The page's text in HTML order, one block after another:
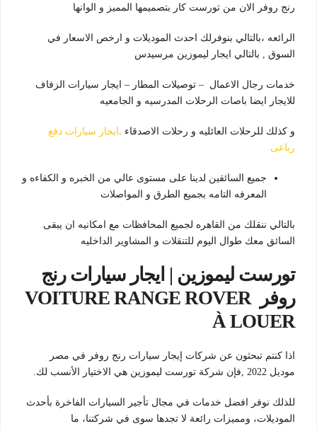
رنج روفر الان من تورست كار بتصميمها المميز و الوانها
الرائعه ،بالتالي بنوفرلك احدث الموديلات و ارخص الاسعار في
السوق , بالتالي ايجار ليموزين مرسيدس
خدمات رجال الاعمال – توصيلات المطار – ايجار سيارات الزفاف
للايجار ايضا باصات الرحلات المدرسيه و الجامعيه
و كذلك للرحلات العائليه و رحلات الاصدقاء . ايجار سيارات دفع
رباعى
جميع السائقين لدينا على مستوى عالي من الخبره و الكفاءه و
المعرفه التامه بجميع الطرق و المواصلات
بالتالي ننقلك من القاهره لجميع المحافظات مع امكانيه ان يبقى
السائق معك طوال اليوم للتنقلات و المشاوير الداخليه
تورست ليموزين | ايجار سيارات رنج
روفر VOITURE RANGE ROVER
À LOUER
اذا كنتم تبحثون عن شركات إيجار سيارات رنج روفر في مصر
موديل 2022 ,فإن شركة تورست ليموزين هي الاختيار الأنسب لك.
للذلك نوفر افضل خدمات في مجال تأجير السيارات الفاخرة بأحدث
الموديلات، ومميزات رائعة لا تجدها سوى في شركتنا، ما